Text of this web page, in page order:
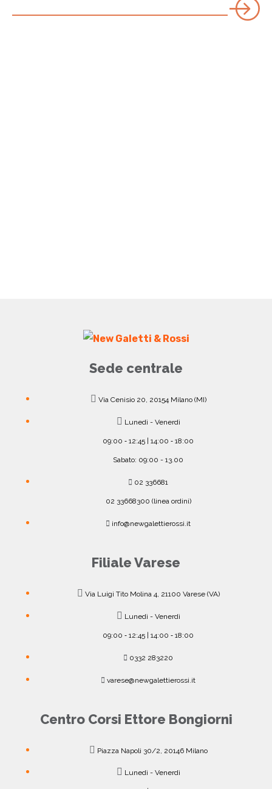
Sede centrale
Via Cenisio 20, 20154 Milano (MI)
Lunedì - Venerdì
09:00 ‐ 12:45 | 14:00 ‐ 18:00
Sabato: 09:00 - 13.00
02 336681
02 33668300 (linea ordini)
info@newgalettierossi.it
Filiale Varese
Via Luigi Tito Molina 4, 21100 Varese (VA)
Lunedì - Venerdì
09:00 ‐ 12:45 | 14:00 ‐ 18:00
0332 283220
varese@newgalettierossi.it
Centro Corsi Ettore Bongiorni
Piazza Napoli 30/2, 20146 Milano
Lunedì - Venerdì